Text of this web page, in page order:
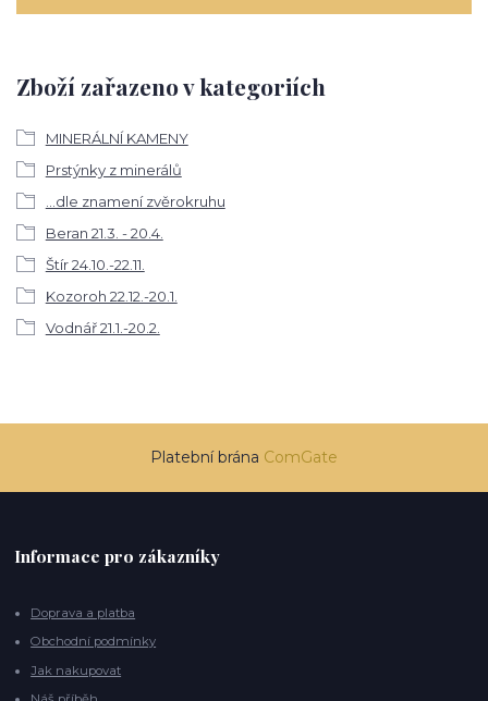
Zboží zařazeno v kategoriích
MINERÁLNÍ KAMENY
Prstýnky z minerálů
...dle znamení zvěrokruhu
Beran 21.3. - 20.4.
Štír 24.10.-22.11.
Kozoroh 22.12.-20.1.
Vodnář 21.1.-20.2.
Platební brána ComGate
Informace pro zákazníky
Doprava a platba
Obchodní podmínky
Jak nakupovat